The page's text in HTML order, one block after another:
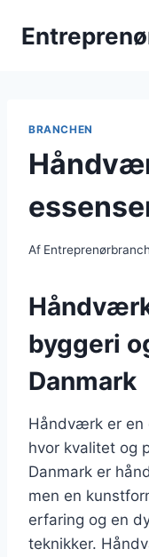
BRANCHEN
Af
byggeri
Danmark
Håndværk er en
hvor kvalitet og
Danmark er
men en
erfaring og en
teknikker.